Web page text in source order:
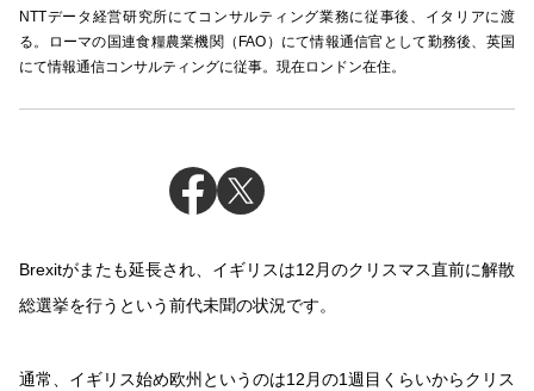
NTTデータ経営研究所にてコンサルティング業務に従事後、イタリアに渡
る。ローマの国連食糧農業機関（FAO）にて情報通信官として勤務後、英国
にて情報通信コンサルティングに従事。現在ロンドン在住。
Brexitがまたも延長され、イギリスは12月のクリスマス直前に解散
総選挙を行うという前代未聞の状況です。
通常、イギリス始め欧州というのは12月の1週目くらいからクリス